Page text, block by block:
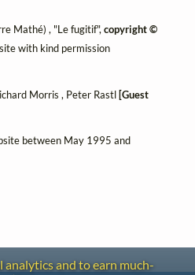
Mathé) , "Le fugitif",copyright ©
with kind permission
Morris , Peter Rastl[Guest
between May 1995 and
and to earn much-